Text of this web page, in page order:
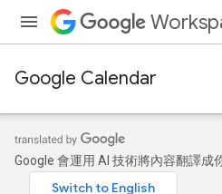
Google Calendar
Google 會運用 AI 技術將內容翻譯成